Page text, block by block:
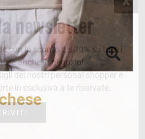
newsletter
con lo sconto del 20% su tutti i
anche in negozio!
dei nostri personal shopper e
in esclusiva a te riservate.